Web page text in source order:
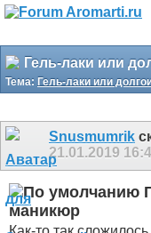
Гель-лаки или
Тема: Гель-лаки или
Snusmumrik
21.01.2019
маникюр